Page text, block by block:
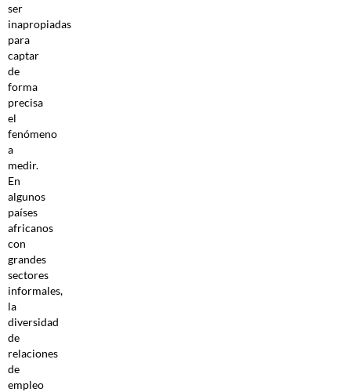
ser
inapropiadas
para
captar
de
forma
precisa
el
fenómeno
a
medir.
En
algunos
países
africanos
con
grandes
sectores
informales,
la
diversidad
de
relaciones
de
empleo